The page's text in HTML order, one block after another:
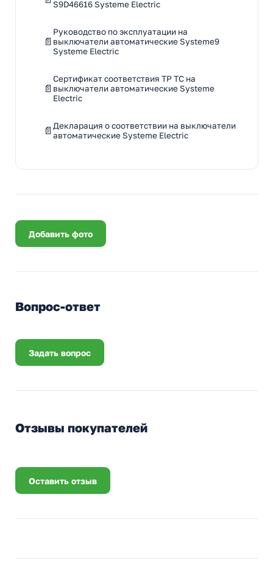
S9D46616 Systeme Electric
Руководство по эксплуатации на
выключатели автоматические Systeme9
Systeme Electric
Сертификат соответствия ТР ТС на
выключатели автоматические Systeme
Electric
Декларация о соответствии на выключатели
автоматические Systeme Electric
Добавить фото
Вопрос-ответ
Задать вопрос
Отзывы покупателей
Оставить отзыв